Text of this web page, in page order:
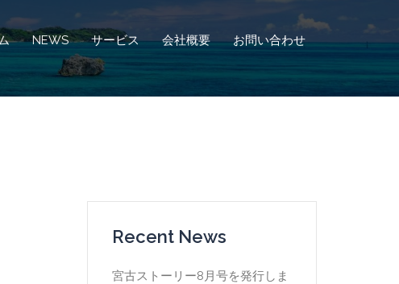
NEWS サービス 会社概要 お問い合わせ
Recent News
宮古ストーリー8月号を発行しま